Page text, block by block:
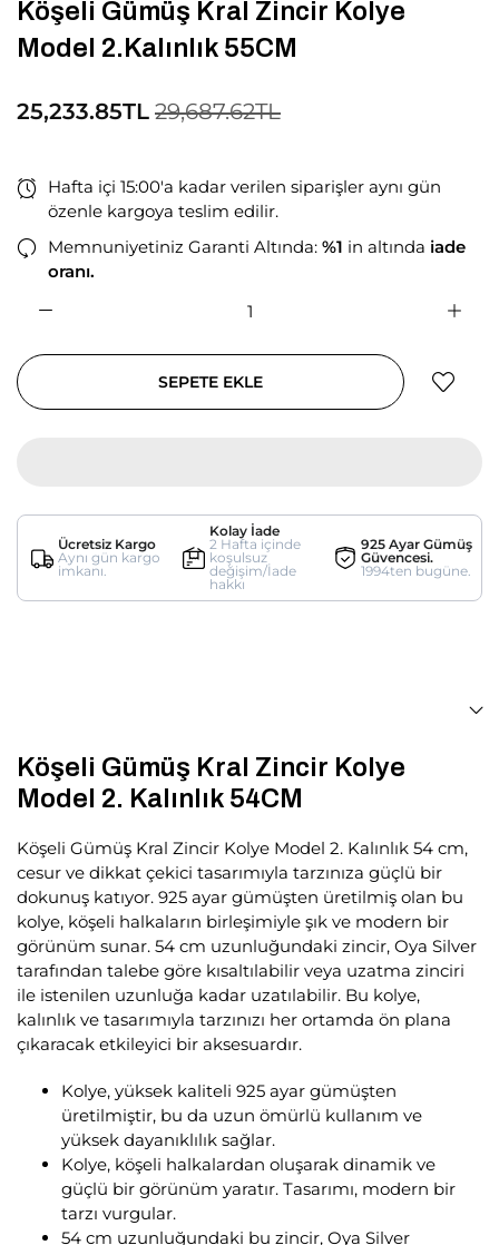
Köşeli Gümüş Kral Zincir Kolye
Model 2.Kalınlık 55CM
25,233.85TL 29,687.62TL
Hafta içi 15:00'a kadar verilen siparişler aynı gün
özenle kargoya teslim edilir.
Memnuniyetiniz Garanti Altında: %1 in altında iade
oranı.
SEPETE EKLE
Ücretsiz Kargo
Aynı gün kargo
imkanı.
Kolay İade
2 Hafta içinde
koşulsuz
değişim/İade
hakkı
925 Ayar Gümüş
Güvencesi.
1994ten bugüne.
Köşeli Gümüş Kral Zincir Kolye
Model 2. Kalınlık 54CM
Köşeli Gümüş Kral Zincir Kolye Model 2. Kalınlık 54 cm,
cesur ve dikkat çekici tasarımıyla tarzınıza güçlü bir
dokunuş katıyor. 925 ayar gümüşten üretilmiş olan bu
kolye, köşeli halkaların birleşimiyle şık ve modern bir
görünüm sunar. 54 cm uzunluğundaki zincir, Oya Silver
tarafından talebe göre kısaltılabilir veya uzatma zinciri
ile istenilen uzunluğa kadar uzatılabilir. Bu kolye,
kalınlık ve tasarımıyla tarzınızı her ortamda ön plana
çıkaracak etkileyici bir aksesuardır.
Kolye, yüksek kaliteli 925 ayar gümüşten
üretilmiştir, bu da uzun ömürlü kullanım ve
yüksek dayanıklılık sağlar.
Kolye, köşeli halkalardan oluşarak dinamik ve
güçlü bir görünüm yaratır. Tasarımı, modern bir
tarzı vurgular.
54 cm uzunluğundaki bu zincir, Oya Silver